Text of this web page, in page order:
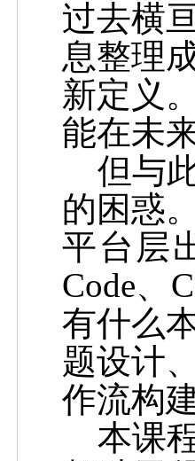
过去横
息整理
新定义
能在未
但与
的困惑。
平台层
Code、
有什么
题设计
作流构
本课